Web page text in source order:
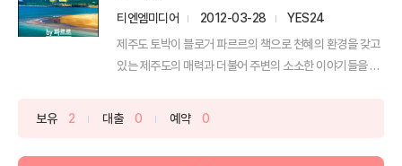
티엔엠미디어
2012-03-28
YES24
제주도 토박이 블로거 파르르의 책으로 천혜의 환경을 갖고
있는 제주도의 매력과 더불어 주변의 소소한 이야기들을 만
보유 2 대출 0 예약 0